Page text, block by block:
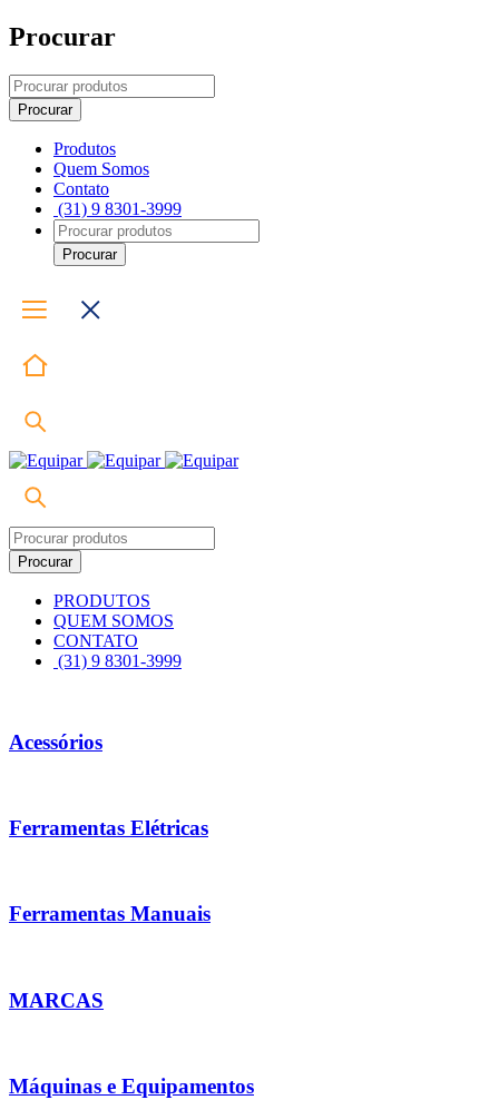
Procurar
Produtos
Quem Somos
Contato
(31) 9 8301-3999
PRODUTOS
QUEM SOMOS
CONTATO
(31) 9 8301-3999
Acessórios
Ferramentas Elétricas
Ferramentas Manuais
MARCAS
Máquinas e Equipamentos